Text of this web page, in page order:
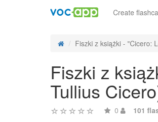
Create
Fiszki z książki - "Cicero:
Fiszki z
Tullius
0 101